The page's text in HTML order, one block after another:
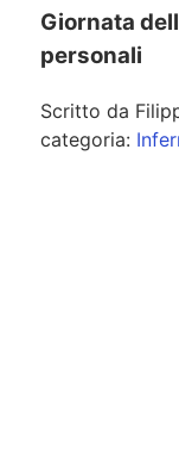
Giornata
personali
Scritto da
categoria: